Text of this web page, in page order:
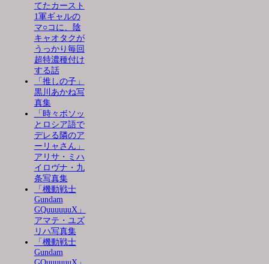
てたカースト
1軍ギャルの
マ○コに、陰
キャオタクが
うっかり毎回
超特濃種付け
する話
「推しの子」
黒川あかね写
真集
「時々ボソッ
とロシア語で
デレる隣のア
ーリャさん」
アリサ・ミハ
イロヴナ・九
条写真集
「機動戦士
Gundam
GQuuuuuuX」
アマテ・ユズ
リハ写真集
「機動戦士
Gundam